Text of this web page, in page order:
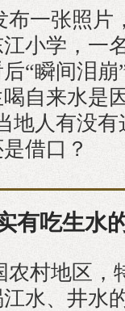
布一张照片
小学，一
“瞬间泪
自来水是
地人有没
借口？
有吃生水
农村地区，
水、井水